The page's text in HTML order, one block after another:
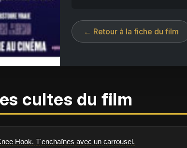
← Retour à la fiche du film
cultes du film
Hook. T'enchaînes avec un carrousel.